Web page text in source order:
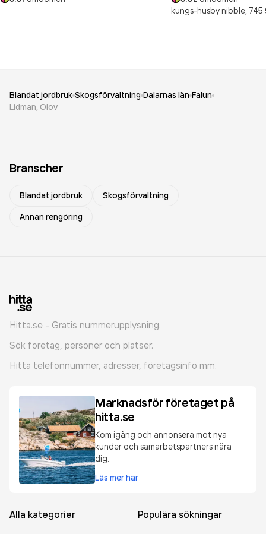
kungs-husby nibble, 745
Blandat jordbruk Skogsförvaltning Dalarnas län Falun
Lidman, Olov
Branscher
Blandat jordbruk
Skogsförvaltning
Annan rengöring
Hitta.se - Gratis nummerupplysning.
Sök företag, personer och platser.
Hitta telefonnummer, adresser, företagsinfo mm.
Marknadsför företaget på
hitta.se
Kom igång och annonsera mot nya
kunder och samarbetspartners nära
dig.
Läs mer här
Alla kategorier
Populära sökningar